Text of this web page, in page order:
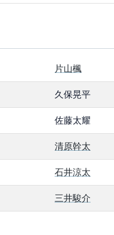
片山楓
久保晃平
佐藤太耀
清原幹太
石井涼太
三井駿介